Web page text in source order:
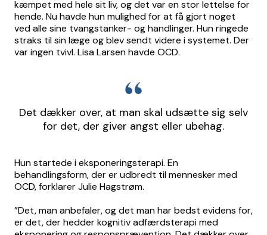
kæmpet med hele sit liv, og det var en stor lettelse for
hende. Nu havde hun mulighed for at få gjort noget
ved alle sine tvangstanker- og handlinger. Hun ringede
straks til sin læge og blev sendt videre i systemet. Der
var ingen tvivl. Lisa Larsen havde OCD.
Det dækker over, at man skal udsætte sig selv
for det, der giver angst eller ubehag.
Hun startede i eksponeringsterapi. En
behandlingsform, der er udbredt til mennesker med
OCD, forklarer Julie Hagstrøm.
”Det, man anbefaler, og det man har bedst evidens for,
er det, der hedder kognitiv adfærdsterapi med